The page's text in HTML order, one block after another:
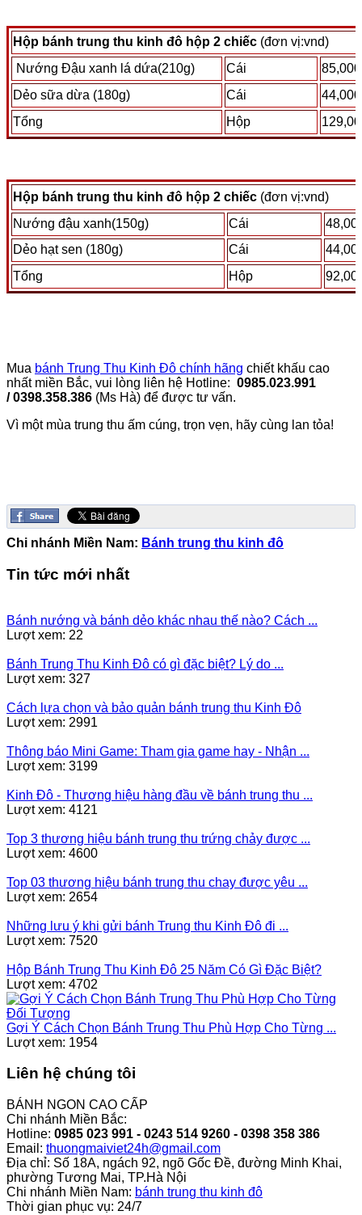
Hộp bánh trung thu kinh đô hộp 2 chiếc (đơn vị:vnd)
Nướng Đậu xanh lá dứa(210g)
Cái
85,000
Dẻo sữa dừa (180g)
Cái
44,000
Tổng
Hộp
Hộp bánh trung thu kinh đô hộp 2 chiếc (đơn vị:vnd)
Nướng đậu xanh(150g)
Cái
Dẻo hạt sen (180g)
Cái
Tổng
Hộp
Mua bánh Trung Thu Kinh Đô chính hãng chiết khấu cao
nhất miền Bắc, vui lòng liên hệ Hotline: 0985.023.991
/ 0398.358.386 (Ms Hà) để được tư vấn.
Vì một mùa trung thu ấm cúng, trọn vẹn, hãy cùng lan tỏa!
Chi nhánh Miền Nam: Bánh trung thu kinh đô
Tin tức mới nhất
Bánh nướng và bánh dẻo khác nhau thế nào? Cách ...
Lượt xem: 22
Bánh Trung Thu Kinh Đô có gì đặc biệt? Lý do ...
Lượt xem: 327
Cách lựa chọn và bảo quản bánh trung thu Kinh Đô
Lượt xem: 2991
Thông báo Mini Game: Tham gia game hay - Nhận ...
Lượt xem: 3199
Kinh Đô - Thương hiệu hàng đầu về bánh trung thu ...
Lượt xem: 4121
Top 3 thương hiệu bánh trung thu trứng chảy được ...
Lượt xem: 4600
Top 03 thương hiệu bánh trung thu chay được yêu ...
Lượt xem: 2654
Những lưu ý khi gửi bánh Trung thu Kinh Đô đi ...
Lượt xem: 7520
Hộp Bánh Trung Thu Kinh Đô 25 Năm Có Gì Đặc Biệt?
Lượt xem: 4702
Gợi Ý Cách Chọn Bánh Trung Thu Phù Hợp Cho Từng ...
Lượt xem: 1954
Liên hệ chúng tôi
BÁNH NGON CAO CẤP
Chi nhánh Miền Bắc:
Hotline: 0985 023 991 - 0243 514 9260 - 0398 358 386
Email: thuongmaiviet24h@gmail.com
Địa chỉ: Số 18A, ngách 92, ngõ Gốc Đề, đường Minh Khai,
phường Tương Mai, TP.Hà Nội
Chi nhánh Miền Nam: bánh trung thu kinh đô
Thời gian phục vụ: 24/7